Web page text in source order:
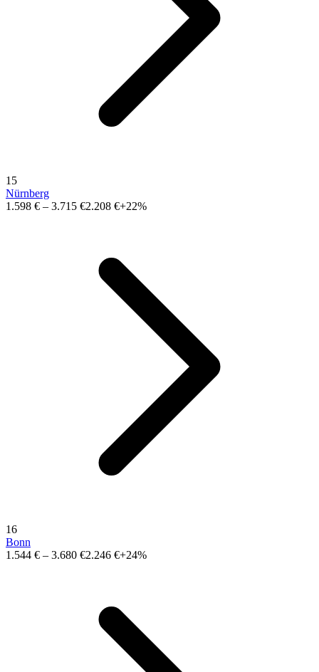
15
Nürnberg
1.598 € – 3.715 €2.208 €+22%
16
Bonn
1.544 € – 3.680 €2.246 €+24%